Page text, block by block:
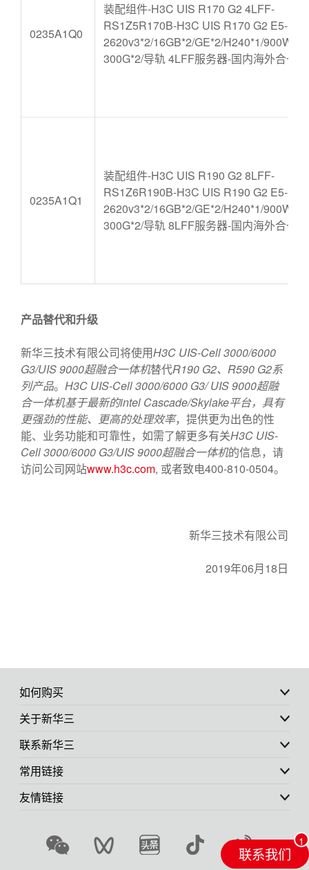
0235A1Q0
装配组件-H3C UIS R170 G2 4LFF-
RS1Z5R170B-H3C UIS R170 G2 E5-
2620v3*2/16GB*2/GE*2/H240*1/
300G*2/导轨 4LFF服务器-国内海外合一版
0235A1Q1
装配组件-H3C UIS R190 G2 8LFF-
RS1Z6R190B-H3C UIS R190 G2 E5-
2620v3*2/16GB*2/GE*2/H240*1/
300G*2/导轨 8LFF服务器-国内海外合一版
产品替代和升级
新华三技术有限公司将使用H3C UIS-Cell 3000/6000
G3/UIS 9000超融合一体机替代R190 G2、R590 G2系
列产品。 H3C UIS-Cell 3000/6000 G3/ UIS 9000超融
合一体机基于最新的intel Cascade/Skylake平台，具有
更强劲的性能、更高的处理效率，提供更为出色的性
能、业务功能和可靠性，如需了解更多有关H3C UIS-
Cell 3000/6000 G3/UIS 9000超融合一体机的信息，请
访问公司网站www.h3c.com, 或者致电400-810-0504。
新华三技术有限公司
2019年06月18日
如何购买
关于新华三
联系新华三
常用链接
友情链接
联系我们